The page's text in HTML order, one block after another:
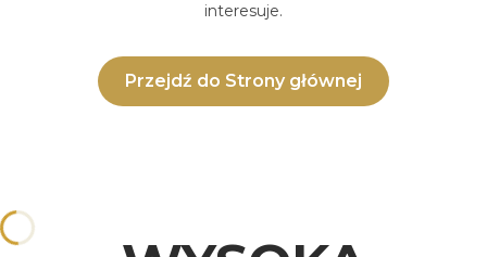
interesuje.
Przejdź do Strony głównej